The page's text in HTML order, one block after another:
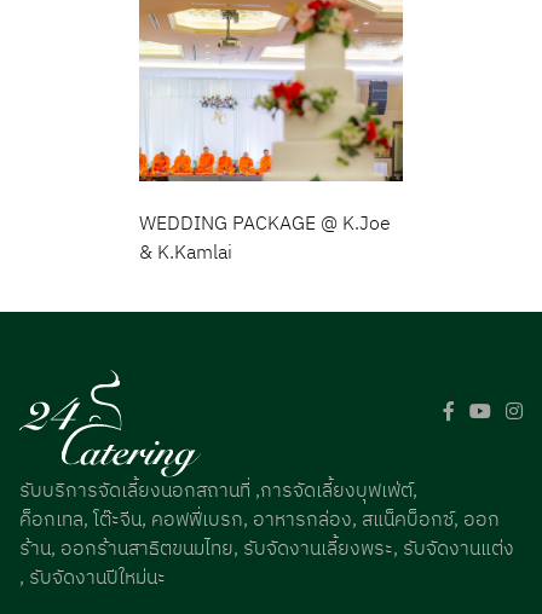
WEDDING PACKAGE @ K.Joe
& K.Kamlai
รับบริการจัดเลี้ยงนอกสถานที่ ,การจัดเลี้ยงบุฟเฟ่ต์,
ค็อกเทล, โต๊ะจีน, คอฟฟี่เบรก, อาหารกล่อง, สแน็คบ็อกซ์, ออก
ร้าน, ออกร้านสาธิตขนมไทย, รับจัดงานเลี้ยงพระ, รับจัดงานแต่ง
, รับจัดงานปีใหม่นะ